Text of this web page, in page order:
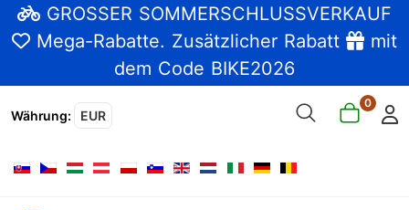
GROSSER SOMMERSCHLUSSVERKAUF
Mega-Rabatte. Zusätzlicher Rabatt
mit
dem Code BIKE2026
Währung: EUR
0
Sprache auswählen